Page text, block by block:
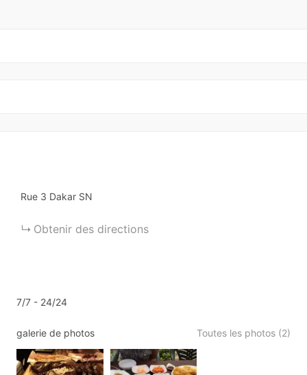
Rue 3 Dakar SN
Obtenir des directions
7/7 - 24/24
galerie de photos Toutes les photos (2)